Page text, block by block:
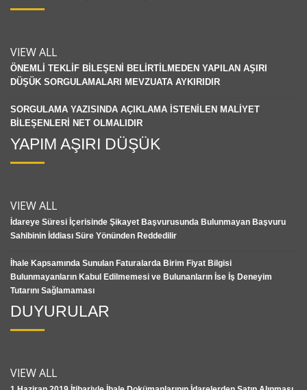
VIEW ALL
ÖNEMLİ TEKLİF BİLEŞENİ BELİRTİLMEDEN YAPILAN AŞIRI
DÜŞÜK SORGULAMALARI MEVZUATA AYKIRIDIR
SORGULAMA YAZISINDA AÇIKLAMA İSTENİLEN MALİYET
BİLEŞENLERİ NET OLMALIDIR
YAPIM AŞIRI DÜŞÜK
VIEW ALL
İdareye Süresi İçerisinde Şikayet Başvurusunda Bulunmayan Başvuru
Sahibinin İddiası Süre Yönünden Reddedilir
İhale Kapsamında Sunulan Faturalarda Birim Fiyat Bilgisi
Bulunmayanların Kabul Edilmemesi ve Bulunanların İse İş Deneyim
Tutarını Sağlamaması
DUYURULAR
VIEW ALL